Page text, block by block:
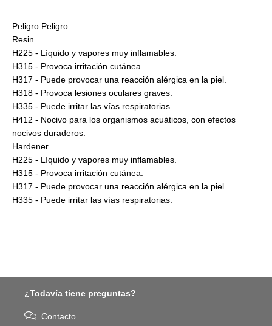
Peligro Peligro
Resin
H225 - Líquido y vapores muy inflamables.
H315 - Provoca irritación cutánea.
H317 - Puede provocar una reacción alérgica en la piel.
H318 - Provoca lesiones oculares graves.
H335 - Puede irritar las vías respiratorias.
H412 - Nocivo para los organismos acuáticos, con efectos
nocivos duraderos.
Hardener
H225 - Líquido y vapores muy inflamables.
H315 - Provoca irritación cutánea.
H317 - Puede provocar una reacción alérgica en la piel.
H335 - Puede irritar las vías respiratorias.
¿Todavía tiene preguntas?
Contacto